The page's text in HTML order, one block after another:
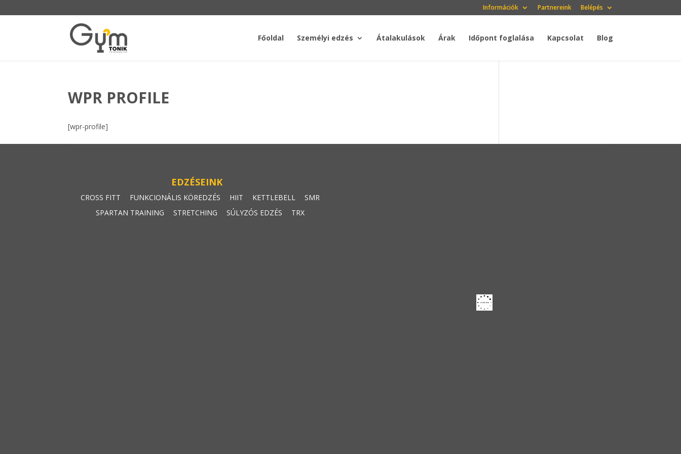
Információk Partnereink Belépés
Főoldal Személyi edzés Átalakulások Árak Időpont foglalása Kapcsolat Blog
WPR PROFILE
[wpr-profile]
EDZÉSEINK
CROSS FITT FUNKCIONÁLIS KÖREDZÉS HIIT KETTLEBELL
SMR
SPARTAN TRAINING
STRETCHING SÚLYZÓS EDZÉS TRX